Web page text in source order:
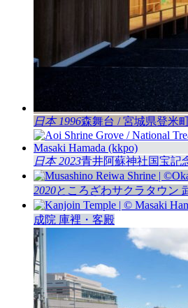
日本 1996森舞台 / 宮城県登米
日本 2023青井阿蘇神社国宝記
2020ところざわサクラタウン
成院 庫裡・客殿